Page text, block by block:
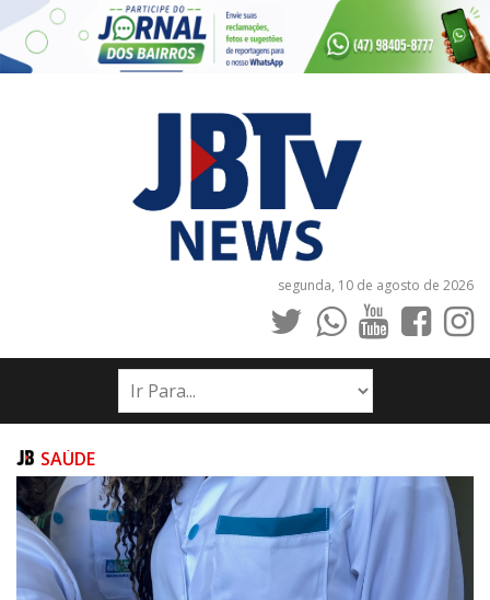
segunda, 10 de agosto de 2026
INÍCIO
NOTÍCIAS
PUBLICAÇÕES LEGAIS
CONTATO
SAÚDE